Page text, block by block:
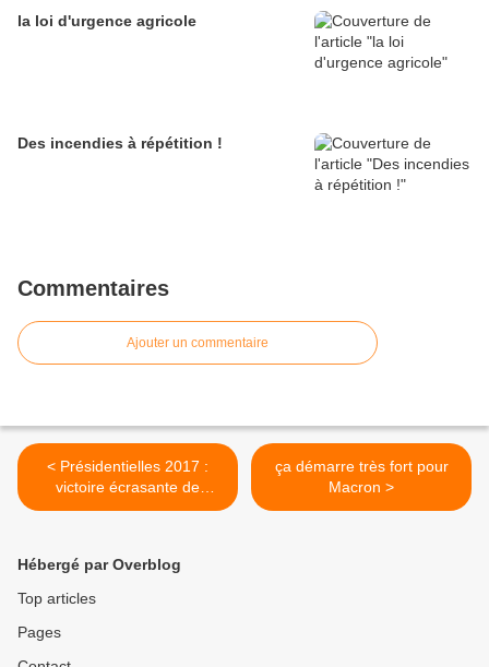
la loi d'urgence agricole
Des incendies à répétition !
Commentaires
Ajouter un commentaire
< Présidentielles 2017 :
victoire écrasante de
Macron
ça démarre très fort pour
Macron >
Hébergé par Overblog
Top articles
Pages